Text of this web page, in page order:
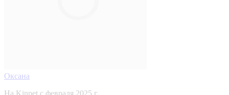
Оксана
На Kinpet c февраля 2025 г.